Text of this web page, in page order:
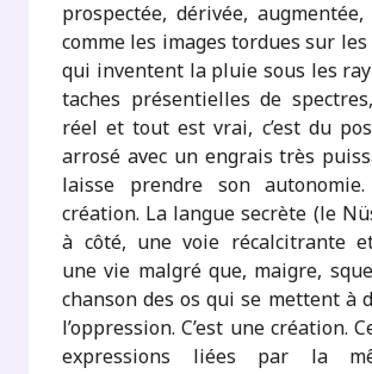
prospectée, dérivée,
comme les images tordues sur
qui inventent la pluie sous les
taches présentielles de
réel et tout est vrai, c’est du
arrosé avec un engrais très
laisse prendre son autonomie.
création. La langue secrète (le
à côté, une voie récalcitrante
une vie malgré que, maigre,
chanson des os qui se mettent à
l’oppression. C’est une création.
expressions liées par la